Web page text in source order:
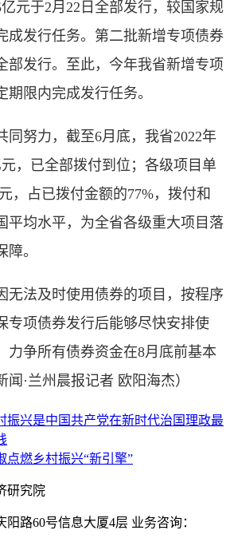
元于2月22日全部发行，较国家规
成发行任务。第二批新增专项债券
部发行。至此，今年我省新增专项
限内完成发行任务。
努力，截至6月底，我省2022年
，已全部拨付到位；各级项目单
，占已拨付金额的77%，拨付和
平均水平，为全省各级重大项目落
。
法及时使用债券的项目，按程序
专项债券发行后能够尽快安排使
力争所有债券资金在8月底前基本
闻·兰州晨报记者 欧阳海杰）
振兴是中国共产党在新时代治国理政最
点燃乡村振兴“新引擎”
研究院
路60号信息大厦4层 业务咨询：